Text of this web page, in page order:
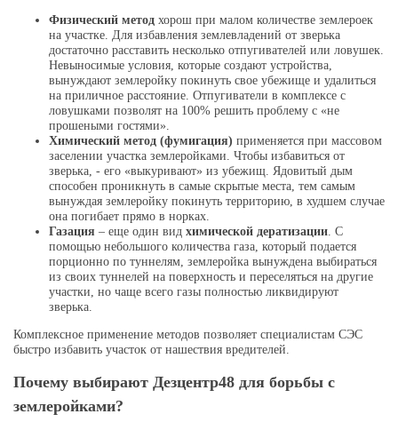
Физический метод хорош при малом количестве землероек
на участке. Для избавления землевладений от зверька
достаточно расставить несколько отпугивателей или ловушек.
Невыносимые условия, которые создают устройства,
вынуждают землеройку покинуть свое убежище и удалиться
на приличное расстояние. Отпугиватели в комплексе с
ловушками позволят на 100% решить проблему с «не
прошеными гостями».
Химический метод (фумигация) применяется при массовом
заселении участка землеройками. Чтобы избавиться от
зверька, - его «выкуривают» из убежищ. Ядовитый дым
способен проникнуть в самые скрытые места, тем самым
вынуждая землеройку покинуть территорию, в худшем случае
она погибает прямо в норках.
Газация – еще один вид химической дератизации . С
помощью небольшого количества газа, который подается
порционно по туннелям, землеройка вынуждена выбираться
из своих туннелей на поверхность и переселяться на другие
участки, но чаще всего газы полностью ликвидируют
зверька.
Комплексное применение методов позволяет специалистам СЭС
быстро избавить участок от нашествия вредителей.
Почему выбирают Дезцентр48 для борьбы с
землеройками?